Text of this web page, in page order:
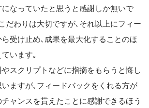
なっていたと思うと感謝しか無いで
だわりは大切ですが､それ以上にフィー
ら受け止め､成果を最大化することのほ
います｡
スクリプトなどに指摘をもらうと悔し
ますが､フィードバックをくれる方が
ャンスを貰えたことに感謝できるほう